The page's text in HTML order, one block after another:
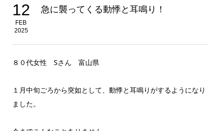
12
FEB
2025
急に襲ってくる動悸と耳鳴り！
８０代女性 Sさん 富山県
１月中旬ごろから突如として、動悸と耳鳴りがするようになり
ました。